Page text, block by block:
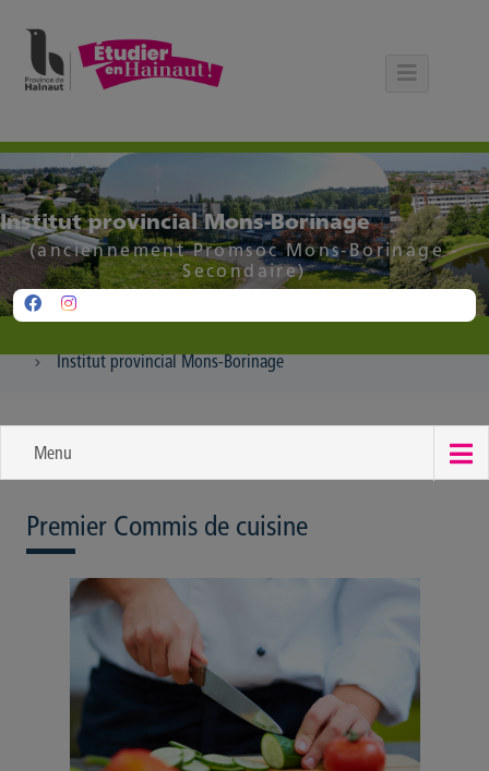
Institut provincial Mons-Borinage
(anciennement Promsoc Mons-Borinage -
Secondaire)
Institut provincial Mons-Borinage
Menu
Premier Commis de cuisine